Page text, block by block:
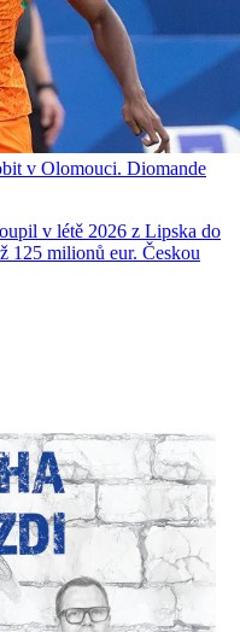
v Olomouci. Diomande
v létě 2026 z Lipska do
125 milionů eur. Českou